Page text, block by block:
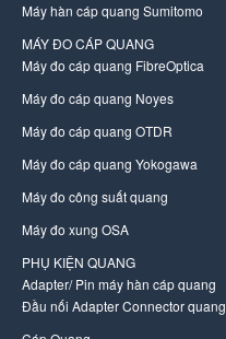
Máy hàn cáp quang Sumitomo
MÁY ĐO CÁP QUANG
Máy đo cáp quang FibreOptica
Máy đo cáp quang Noyes
Máy đo cáp quang OTDR
Máy đo cáp quang Yokogawa
Máy đo công suất quang
Máy đo xung OSA
PHỤ KIỆN QUANG
Adapter/ Pin máy hàn cáp quang
Đầu nối Adapter Connector quang